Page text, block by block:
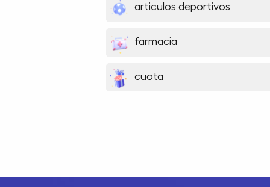
articulos deportivos
farmacia
cuota